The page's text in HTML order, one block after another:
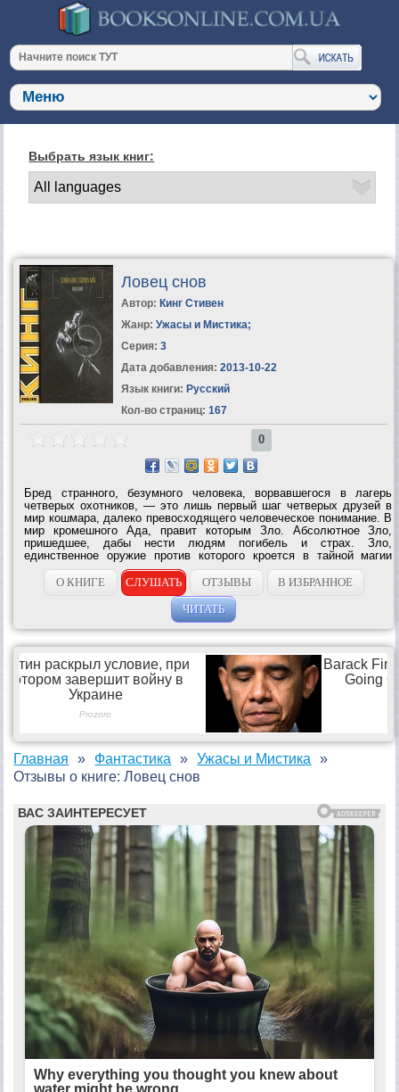
Выбрать язык книг:
Ловец снов
Автор: Кинг Стивен
Жанр: Ужасы и Мистика;
Серия: 3
Дата добавления: 2013-10-22
Язык книги: Русский
Кол-во страниц: 167
0
Бред странного, безумного человека, ворвавшегося в лагерь
четверых охотников, — это лишь первый шаг четверых друзей в
мир кошмара, далеко превосходящего человеческое понимание. В
мир кромешного Ада, правит которым Зло. Абсолютное Зло,
пришедшее, дабы нести людям погибель и страх. Зло,
единственное оружие против которого кроется в тайной магии
старинного индийского амулета — «Ловца...
О КНИГЕ
СЛУШАТЬ ОТЗЫВЫ
В ИЗБРАННОЕ
ЧИТАТЬ
Главная Фантастика
Ужасы и Мистика
Отзывы о книге: Ловец снов